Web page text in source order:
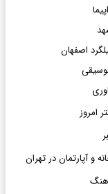
اصفهان
امروز
و آپارتمان در تهران